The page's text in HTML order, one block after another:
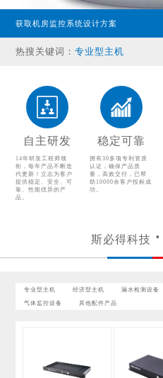
获取机房监控系统设计方案
热搜关键词：专业型主机
漏水检测设备
温湿度传感器
配电监控设备
气体监控设备
其他配件产品
自主研发
14年研发工程师领
衔，每年产品不断迭
代更新！立志为客户
提供稳定、安全、可
靠、性能优异的产
品。
稳定可靠
拥有30多项专利资质
认证，确保产品质
量，高效交付，已帮
助10000余客户投标成
功。
斯必得科技
专业型主机 经济型主机 漏水检测设备
气体监控设备 其他配件产品